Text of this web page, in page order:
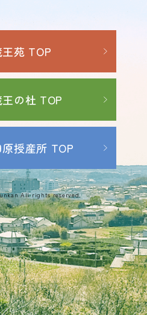
王苑 TOP
王の杜 TOP
原授産所 TOP
All rights reserved.